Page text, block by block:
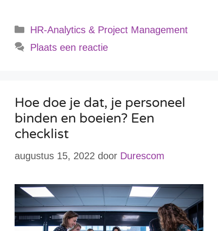
HR-Analytics & Project Management
Plaats een reactie
Hoe doe je dat, je personeel
binden en boeien? Een
checklist
augustus 15, 2022 door Durescom